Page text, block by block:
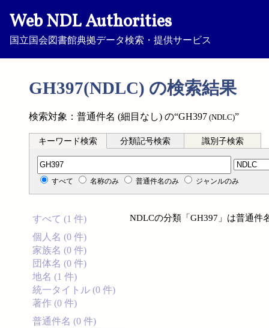
Web NDL Authorities
国立国会図書館典拠データ検索・提供サービス
GH397(NDLC) の検索結果
検索対象：普通件名 (細目なし) の“GH397 (NDLC)”
キーワード検索 分類記号検索 識別子検索
分類記号検索
すべて 名称のみ 普通件名のみ ジャンルのみ
すべて (1 件)
個人名 (0 件)
家族名 (0 件)
団体名 (0 件)
地名 (1 件)
統一タイトル (0 件)
著作 (0 件)
普通件名 (0 件)
NDLCの分類「GH397」は普通件